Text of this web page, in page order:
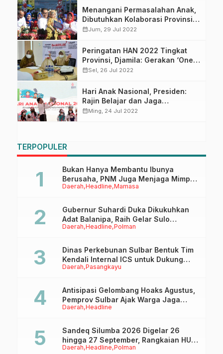
Menangani Permasalahan Anak,
Dibutuhkan Kolaborasi Provinsi
dan Kabupaten
calendar_monthJum, 29 Jul 2022
Peringatan HAN 2022 Tingkat
Provinsi, Djamila: Gerakan ‘One
Day For Children’
calendar_monthSel, 26 Jul 2022
Hari Anak Nasional, Presiden:
Rajin Belajar dan Jaga
Kesehatan
calendar_monthMing, 24 Jul 2022
TERPOPULER
Daerah Headline Mamasa
Bukan Hanya Membantu Ibunya
Berusaha, PNM Juga Menjaga Mimpi
Anaknya Untuk Menggapai Cita-Cita
Daerah Headline Polman
Gubernur Suhardi Duka Dikukuhkan
Adat Balanipa, Raih Gelar Sulo
Tappidena
Daerah Pasangkayu
Dinas Perkebunan Sulbar Bentuk Tim
Kendali Internal ICS untuk Dukung
Sertifikasi ISPO Pekebun di
Daerah Headline
Antisipasi Gelombang Hoaks Agustus,
Pemprov Sulbar Ajak Warga Jaga
Ruang Digital
Daerah Headline Polman
Sandeq Silumba 2026 Digelar 26
hingga 27 September, Rangkaian HUT
Sulbar